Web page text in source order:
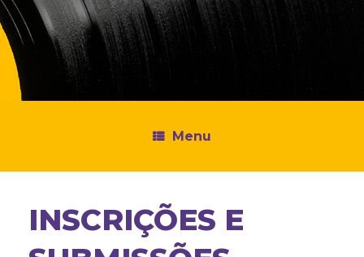
Menu
INSCRIÇÕES E